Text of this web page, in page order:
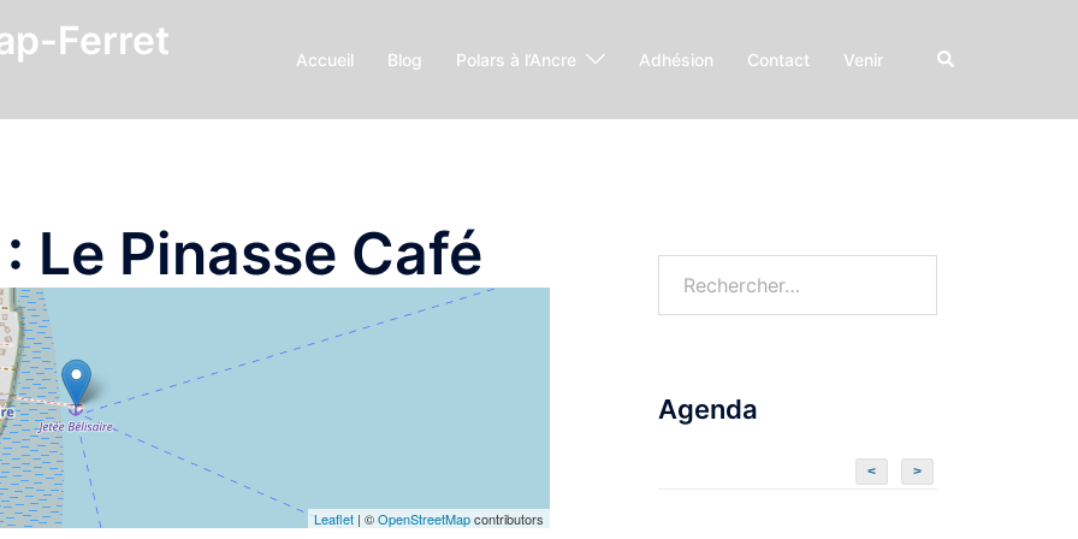
Ferret Accueil Blog Polars à l’Ancre Adhésion Contact Venir Rechercher
Le Pinasse Café
Leaflet| ©OpenStreetMapcontributors
Agenda
< >